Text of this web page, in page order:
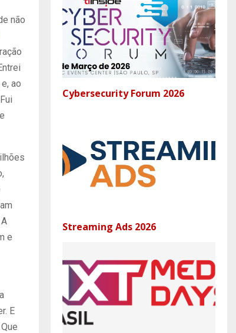
não
ao
e
E
Cybersecurity Forum 2026
Streaming Ads 2026